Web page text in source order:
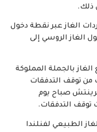
ذلك.
الغاز عبر نقطة دخول
الغاز الروسي إلى
بالجملة المملوكة
من توقف التدفقات
0400 بتوقيت جرينتش صباح يوم
توقف التدفقات.
الطبيعي لفنلندا